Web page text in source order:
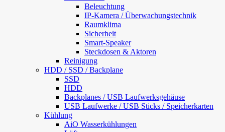
Beleuchtung
IP-Kamera / Überwachungstechnik
Raumklima
Sicherheit
Smart-Speaker
Steckdosen & Aktoren
Reinigung
HDD / SSD / Backplane
SSD
HDD
Backplanes / USB Laufwerksgehäuse
USB Laufwerke / USB Sticks / Speicherkarten
Kühlung
AiO Wasserkühlungen